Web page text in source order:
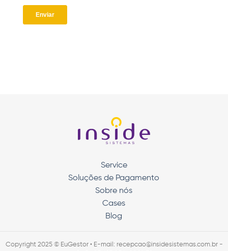
Service
Soluções de Pagamento
Sobre nós
Cases
Blog
Copyright 2025 © EuGestor • E-mail: recepcao@insidesistemas.com.br -